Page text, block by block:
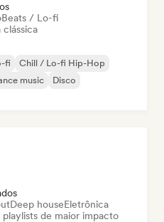
Beats / Lo-fi
clássica
fi
Chill / Lo-fi Hip-Hop
music
Disco
Deep houseEletrônica
de maior impacto